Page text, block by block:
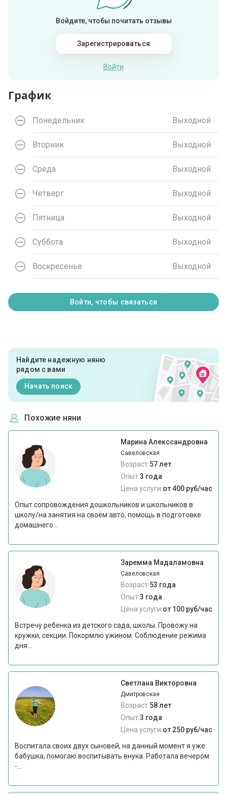
Войдите, чтобы почитать отзывы
Зарегистрироваться
Войти
График
Понедельник Выходной
Вторник Выходной
Среда Выходной
Четверг Выходной
Пятница Выходной
Суббота Выходной
Воскресенье Выходной
Войти, чтобы связаться
Найдите надежную няню
рядом с вами
Начать поиск
Похожие няни
Марина Алекссандровна
Савеловская
Возраст:57 лет
Опыт:3 года
Цена услуги:от 400 руб/час
Опыт сопровождения дошкольников и школьников в
школу/на занятия на своём авто, помощь в подготовке
домашнего...
Заремма Мадаламовна
Савеловская
Возраст:53 года
Опыт:3 года
Цена услуги:от 100 руб/час
Встречу ребенка из детского сада, школы. Провожу на
кружки, секции. Покормлю ужином. Соблюдение режима
дня...
Светлана Викторовна
Дмитровская
Возраст:58 лет
Опыт:3 года
Цена услуги:от 250 руб/час
Воспитала своих двух сыновей, на данный момент я уже
бабушка, помогаю воспитывать внука. Работала вечером
-...